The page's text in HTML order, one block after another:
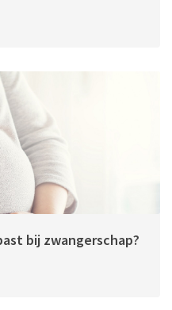
bij zwangerschap?